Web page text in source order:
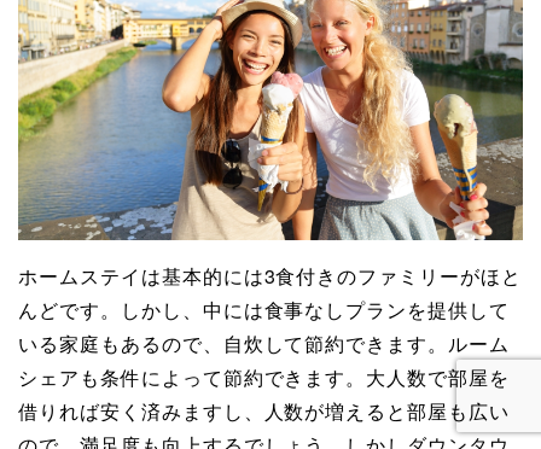
ホームステイは基本的には3食付きのファミリーがほと
んどです。しかし、中には食事なしプランを提供して
いる家庭もあるので、自炊して節約できます。ルーム
シェアも条件によって節約できます。大人数で部屋を
借りれば安く済みますし、人数が増えると部屋も広い